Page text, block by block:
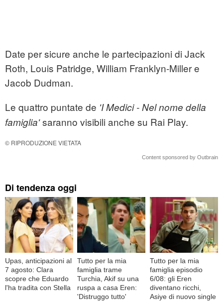
Date per sicure anche le partecipazioni di Jack
Roth, Louis Patridge, William Franklyn-Miller e
Jacob Dudman.
Le quattro puntate de 'I Medici - Nel nome della
famiglia'saranno visibili anche su Rai Play.
© RIPRODUZIONE VIETATA
Content sponsored by Outbrain
Di tendenza oggi
Upas, anticipazioni al
7 agosto: Clara
scopre che Eduardo
l'ha tradita con Stella
Tutto per la mia
famiglia trame
Turchia, Akif su una
ruspa a casa Eren:
'Distruggo tutto'
Tutto per la mia
famiglia episodio
6/08: gli Eren
diventano ricchi,
Asiye di nuovo single